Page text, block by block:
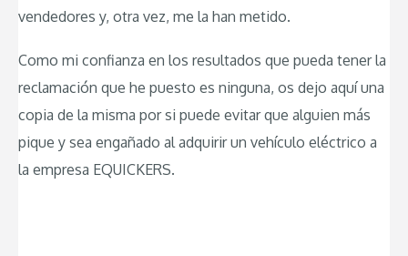
vendedores y, otra vez, me la han metido.
Como mi confianza en los resultados que pueda tener la
reclamación que he puesto es ninguna, os dejo aquí una
copia de la misma por si puede evitar que alguien más
pique y sea engañado al adquirir un vehículo eléctrico a
la empresa EQUICKERS.